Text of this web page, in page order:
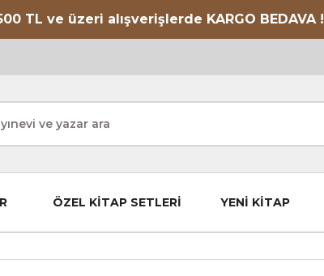
TL ve üzeri alışverişlerde KARGO BEDAVA !
ÖZEL KİTAP SETLERİ YENİ KİTAP